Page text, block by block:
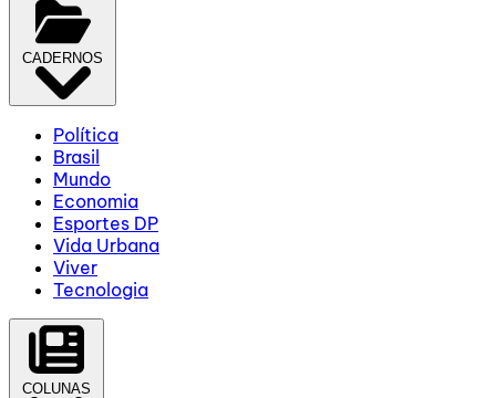
CADERNOS
Política
Brasil
Mundo
Economia
Esportes DP
Vida Urbana
Viver
Tecnologia
COLUNAS